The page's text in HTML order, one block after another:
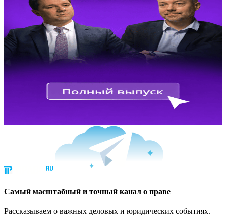
Cамый масштабный и точный канал о праве
Рассказываем о важных деловых и юридических событиях.